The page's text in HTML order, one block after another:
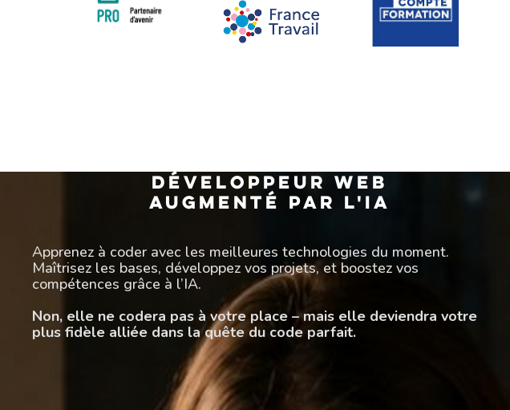
Développeur Web
Augmenté par l'IA
Apprenez à coder avec les meilleures technologies du moment.
Maîtrisez les bases, développez vos projets, et boostez vos
compétences grâce à l’IA.
Non, elle ne codera pas à votre place – mais elle deviendra votre
plus fidèle alliée dans la quête du code parfait.